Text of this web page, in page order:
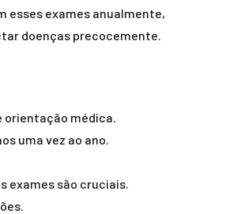
esses exames anualmente,
doenças precocemente.
orientação médica.
uma vez ao ano.
exames são cruciais.